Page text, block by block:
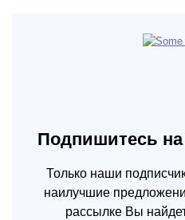
Подпишитесь
Только наши
наилучшие
рассылке Вы